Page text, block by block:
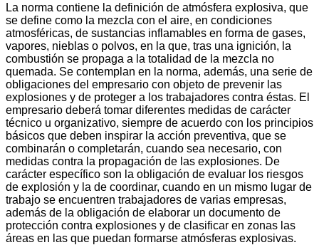
La norma contiene la definición de atmósfera explosiva, que
se define como la mezcla con el aire, en condiciones
atmosféricas, de sustancias inflamables en forma de gases,
vapores, nieblas o polvos, en la que, tras una ignición, la
combustión se propaga a la totalidad de la mezcla no
quemada. Se contemplan en la norma, además, una serie de
obligaciones del empresario con objeto de prevenir las
explosiones y de proteger a los trabajadores contra éstas. El
empresario deberá tomar diferentes medidas de carácter
técnico u organizativo, siempre de acuerdo con los principios
básicos que deben inspirar la acción preventiva, que se
combinarán o completarán, cuando sea necesario, con
medidas contra la propagación de las explosiones. De
carácter específico son la obligación de evaluar los riesgos
de explosión y la de coordinar, cuando en un mismo lugar de
trabajo se encuentren trabajadores de varias empresas,
además de la obligación de elaborar un documento de
protección contra explosiones y de clasificar en zonas las
áreas en las que puedan formarse atmósferas explosivas.